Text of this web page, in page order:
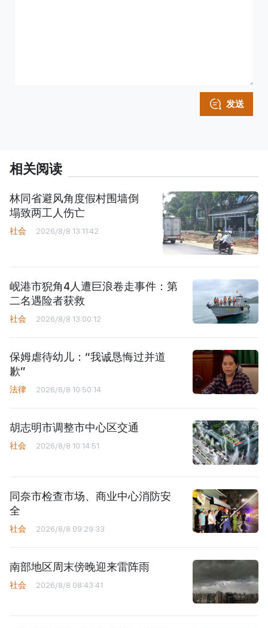
发送
相关阅读
林同省避风角度假村围墙倒
塌致两工人伤亡
社会 2026/8/8 13:11:42
岘港市猊角4人遭巨浪卷走事件：第
二名遇险者获救
社会 2026/8/8 13:00:12
保姆虐待幼儿：“我诚恳悔过并道
歉”
法律 2026/8/8 10:50:14
胡志明市调整市中心区交通
社会 2026/8/8 10:14:51
同奈市检查市场、商业中心消防安
全
社会 2026/8/8 09:29:33
南部地区周末傍晚迎来雷阵雨
社会 2026/8/8 08:43:41